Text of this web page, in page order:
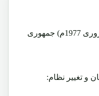
7 ـ لویه جرگه 10 دلو 1355ش (فبروری 1977م) جمهوری